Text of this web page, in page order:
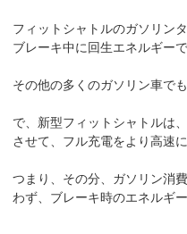
フィットシャトルのガソリン
ブレーキ中に回生エネルギー
その他の多くのガソリン車で
で、新型フィットシャトルは
させて、フル充電をより高速
つまり、その分、ガソリン消
わず、ブレーキ時のエネルギ